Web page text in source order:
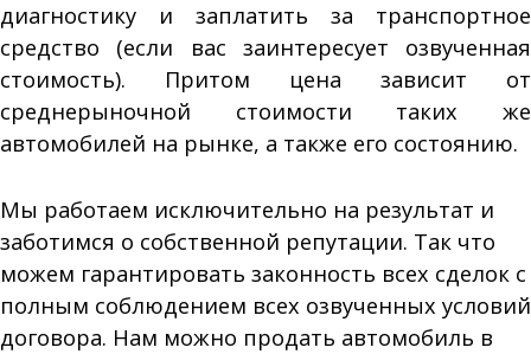
диагностику и заплатить за транспортное
средство (если вас заинтересует озвученная
стоимость). Притом цена зависит от
среднерыночной стоимости таких же
автомобилей на рынке, а также его состоянию.
Мы работаем исключительно на результат и
заботимся о собственной репутации. Так что
можем гарантировать законность всех сделок с
полным соблюдением всех озвученных условий
договора. Нам можно продать автомобиль в